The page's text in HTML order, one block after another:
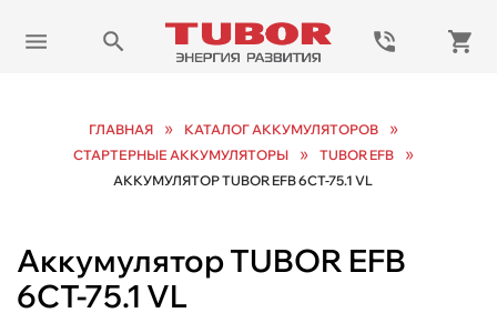
ГЛАВНАЯ » КАТАЛОГ АККУМУЛЯТОРОВ »
СТАРТЕРНЫЕ АККУМУЛЯТОРЫ » TUBOR EFB »
АККУМУЛЯТОР TUBOR EFB 6СТ-75.1 VL
Аккумулятор TUBOR EFB
6СТ-75.1 VL